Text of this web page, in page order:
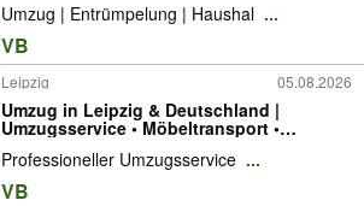
Umzug | Entrümpelung | Haushal ...
VB
Leipzig 05.08.2026
Umzug in Leipzig & Deutschland |
Umzugsservice • Möbeltransport •
Festpreis | bis 200 km & bundesweit
Professioneller Umzugsservice ...
VB